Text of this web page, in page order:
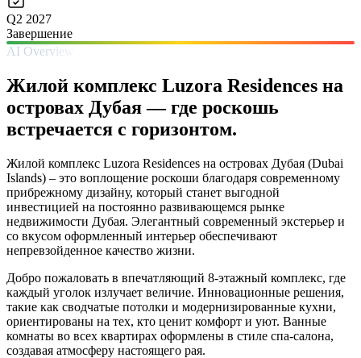
Q2 2027
Завершение
AI Overview
Жилой комплекс Luzora Residences на
островах Дубая — где роскошь
встречается с горизонтом.
Жилой комплекс Luzora Residences на островах Дубая (Dubai
Islands) – это воплощение роскоши благодаря современному
прибрежному дизайну, который станет выгодной
инвестицией на постоянно развивающемся рынке
недвижимости Дубая. Элегантный современный экстерьер и
со вкусом оформленный интерьер обеспечивают
непревзойденное качество жизни.
Добро пожаловать в впечатляющий 8-этажный комплекс, где
каждый уголок излучает величие. Инновационные решения,
такие как сводчатые потолки и модернизированные кухни,
ориентированы на тех, кто ценит комфорт и уют. Ванные
комнаты во всех квартирах оформлены в стиле спа-салона,
создавая атмосферу настоящего рая.